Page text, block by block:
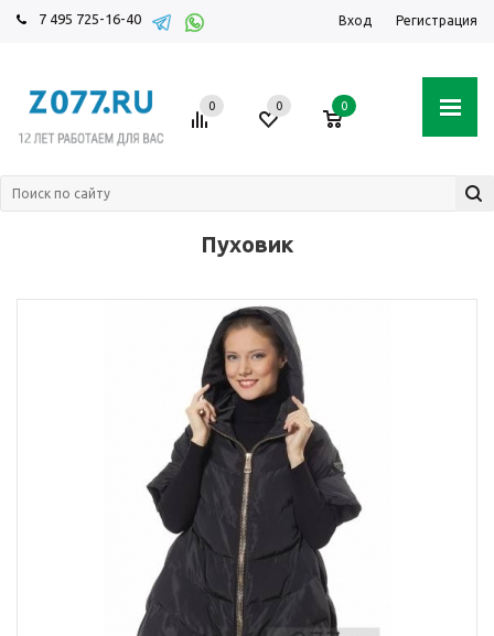
7 495 725-16-40 Вход Регистрация
0 0 0
Пуховик